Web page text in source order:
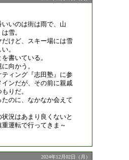
いのは街は雨で、山
雪。
だけど、スキー場には雪
。
書いている。
向かう。
ィング『志田塾』に参
インだが、その前に親戚
りだ。
たのに、なかなか会えて
状況はあまり良くないと
運転で行ってきま～
2024年12月02日（月）